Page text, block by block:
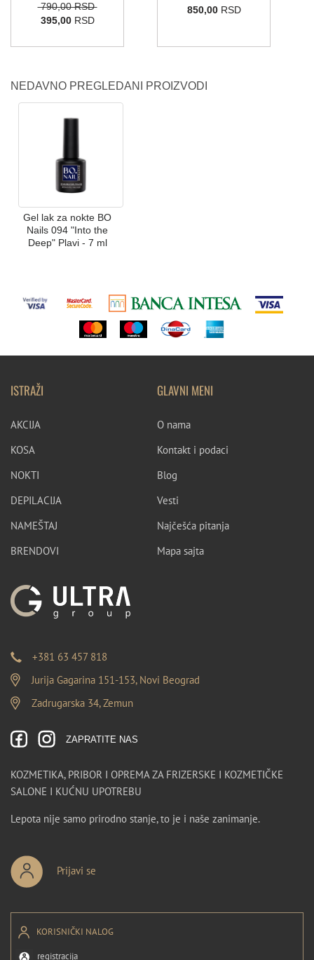
790,00 RSD
395,00RSD
850,00RSD
NEDAVNO PREGLEDANI PROIZVODI
Gel lak za nokte BO
Nails 094 "Into the
Deep" Plavi - 7 ml
ISTRAŽI
AKCIJA
KOSA
NOKTI
DEPILACIJA
NAMEŠTAJ
BRENDOVI
GLAVNI MENI
O nama
Kontakt i podaci
Blog
Vesti
Najčešća pitanja
Mapa sajta
+381 63 457 818
Jurija Gagarina 151-153, Novi Beograd
Zadrugarska 34, Zemun
ZAPRATITE NAS
KOZMETIKA, PRIBOR I OPREMA ZA FRIZERSKE I KOZMETIČKE
SALONE I KUĆNU UPOTREBU
Lepota nije samo prirodno stanje, to je i naše zanimanje.
Prijavi se
KORISNIČKI NALOG
registracija